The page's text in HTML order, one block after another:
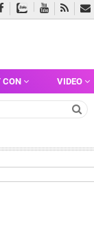
CON VIDEO